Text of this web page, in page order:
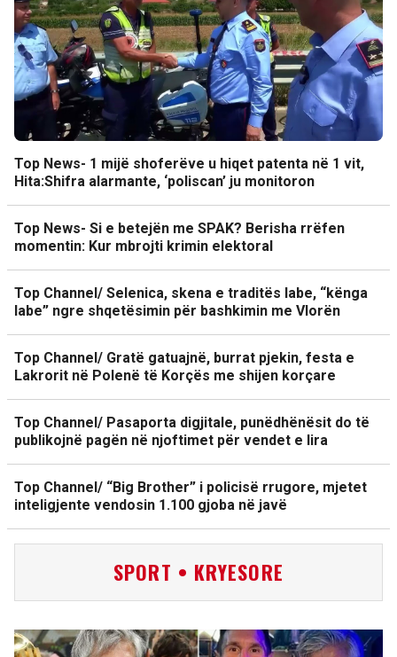
Top News- 1 mijë shoferëve u hiqet patenta në 1 vit,
Hita:Shifra alarmante, ‘poliscan’ ju monitoron
Top News- Si e betejën me SPAK? Berisha rrëfen
momentin: Kur mbrojti krimin elektoral
Top Channel/ Selenica, skena e traditës labe, “kënga
labe” ngre shqetësimin për bashkimin me Vlorën
Top Channel/ Gratë gatuajnë, burrat pjekin, festa e
Lakrorit në Polenë të Korçës me shijen korçare
Top Channel/ Pasaporta digjitale, punëdhënësit do të
publikojnë pagën në njoftimet për vendet e lira
Top Channel/ “Big Brother” i policisë rrugore, mjetet
inteligjente vendosin 1.100 gjoba në javë
SPORT • KRYESORE